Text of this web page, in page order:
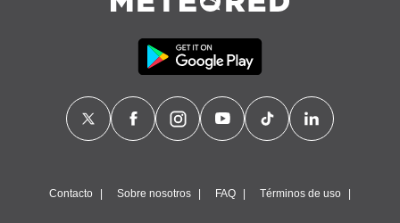
Contacto Sobre nosotros FAQ Términos de uso